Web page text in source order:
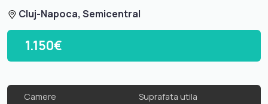
Cluj-Napoca, Semicentral
1.150€
Camere Suprafata utila